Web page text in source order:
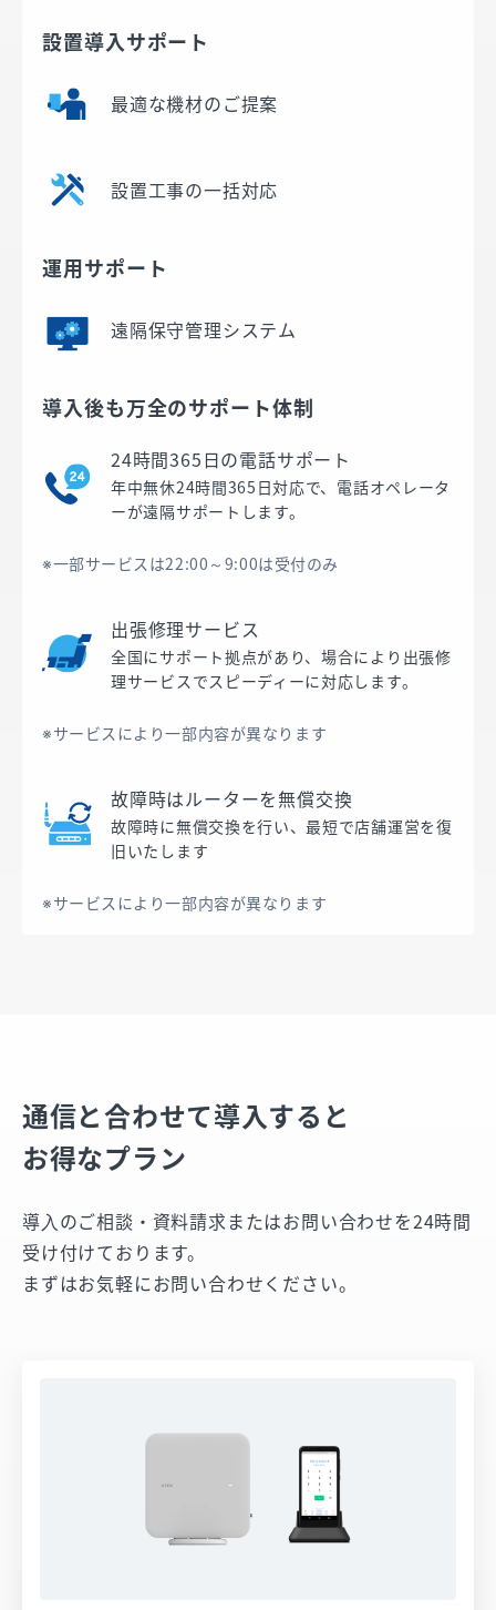
設置導入サポート
最適な機材のご提案
設置工事の一括対応
運用サポート
遠隔保守管理システム
導入後も万全のサポート体制
24時間365日の電話サポート
年中無休24時間365日対応で、電話オペレータ
ーが遠隔サポートします。
※一部サービスは22:00～9:00は受付のみ
出張修理サービス
全国にサポート拠点があり、場合により出張修
理サービスでスピーディーに対応します。
※サービスにより一部内容が異なります
故障時は​ルーターを無償交換​
故障時に無償交換を行い、最短で店舗運営を復
旧いたします
※サービスにより一部内容が異なります
通信と合わせて導入すると
お得なプラン
導⼊のご相談・資料請求またはお問い合わせを24時間
受け付けております。
まずはお気軽にお問い合わせください。